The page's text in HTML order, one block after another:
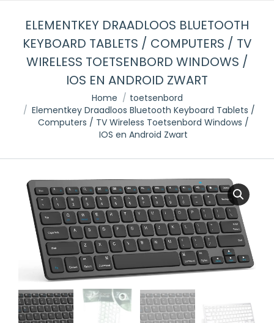
ELEMENTKEY DRAADLOOS BLUETOOTH
KEYBOARD TABLETS / COMPUTERS / TV
WIRELESS TOETSENBORD WINDOWS /
IOS EN ANDROID ZWART
Home
toetsenbord
Elementkey Draadloos Bluetooth Keyboard Tablets /
Computers / TV Wireless Toetsenbord Windows /
IOS en Android Zwart